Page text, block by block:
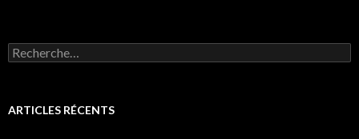
R
e
e
ARTICLES RÉCENTS